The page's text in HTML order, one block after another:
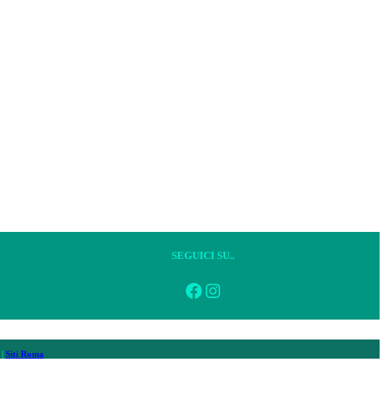
SEGUICI SU..
Facebook Instagram
| Siti Roma